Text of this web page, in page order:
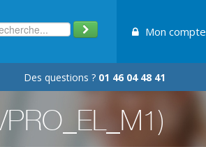
Mon compte
Des questions ? 01 46 04 48 41